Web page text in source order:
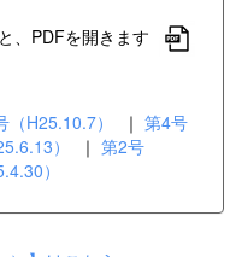
、PDFを開きます
（H25.10.7） ｜ 第4号
） ｜ 第2号
）